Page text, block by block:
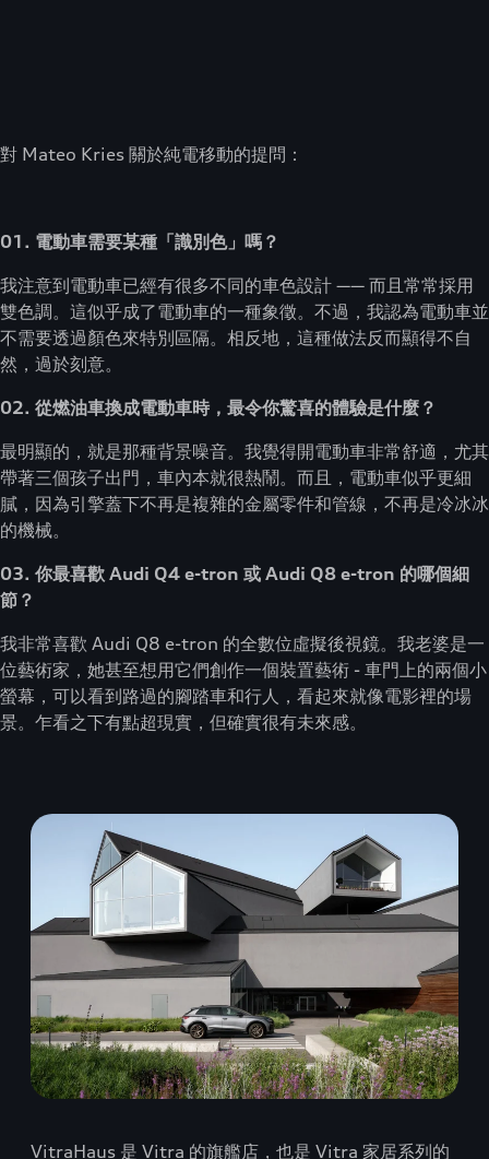
對 Mateo Kries 關於純電移動的提問：
01. 電動車需要某種「識別色」嗎？
我注意到電動車已經有很多不同的車色設計 —— 而且常常採用
雙色調。這似乎成了電動車的一種象徵。不過，我認為電動車並
不需要透過顏色來特別區隔。相反地，這種做法反而顯得不自
然，過於刻意。
02. 從燃油車換成電動車時，最令你驚喜的體驗是什麼？
最明顯的，就是那種背景噪音。我覺得開電動車非常舒適，尤其
帶著三個孩子出門，車內本就很熱鬧。而且，電動車似乎更細
膩，因為引擎蓋下不再是複雜的金屬零件和管線，不再是冷冰冰
的機械。
03. 你最喜歡 Audi Q4 e-tron 或 Audi Q8 e-tron 的哪個細
節？
我非常喜歡 Audi Q8 e-tron 的全數位虛擬後視鏡。我老婆是一
位藝術家，她甚至想用它們創作一個裝置藝術 - 車門上的兩個小
螢幕，可以看到路過的腳踏車和行人，看起來就像電影裡的場
景。乍看之下有點超現實，但確實很有未來感。
VitraHaus 是 Vitra 的旗艦店，也是 Vitra 家居系列的